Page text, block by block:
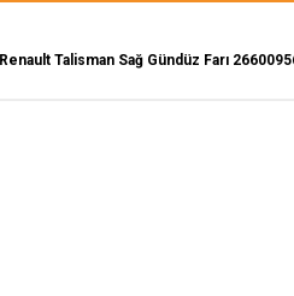
Renault Talisman Sağ Gündüz Farı